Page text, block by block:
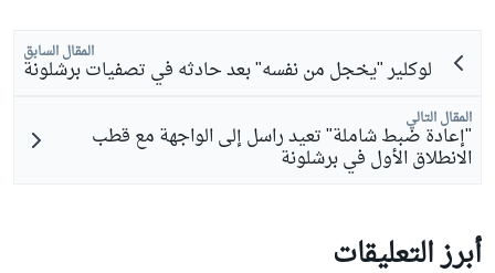
المقال السابق
لوكلير "يخجل من نفسه" بعد حادثه في تصفيات برشلونة
المقال التالي
"إعادة ضبط شاملة" تعيد راسل إلى الواجهة مع قطب
الانطلاق الأول في برشلونة
أبرز التعليقات